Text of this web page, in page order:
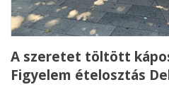
A szeretet töltött
Figyelem ételosztás